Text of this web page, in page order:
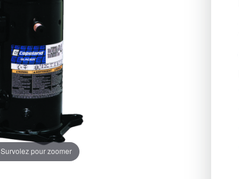
Survolez pour zoomer